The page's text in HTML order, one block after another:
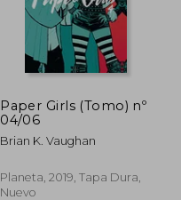
40%
Paper Girls (Tomo) nº
04/06
Brian K. Vaughan
Planeta, 2019, Tapa Dura,
Nuevo